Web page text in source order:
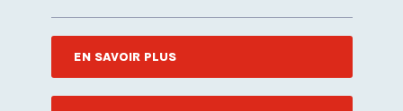
EN SAVOIR PLUS